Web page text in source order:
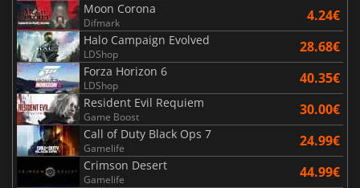
Moon Corona
Difmark 4.24€
Halo Campaign Evolved
LDShop 28.68€
Forza Horizon 6
LDShop 40.35€
Resident Evil Requiem
Game Boost 30.00€
Call of Duty Black Ops 7
Gamelife 24.99€
Crimson Desert
Gamelife 44.99€